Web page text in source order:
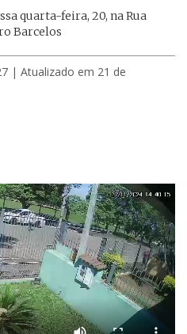
quarta-feira, 20, na Rua
Barcelos
| Atualizado em 21 de